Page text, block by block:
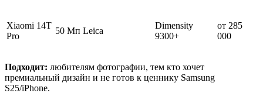
Xiaomi 14T
Pro
50 Мп Leica
Dimensity
9300+
от 285
000
Подходит: любителям фотографии, тем кто хочет
премиальный дизайн и не готов к ценнику Samsung
S25/iPhone.